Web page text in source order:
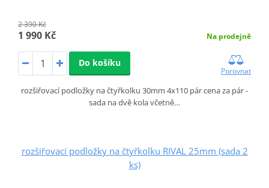
2 390 Kč
1 990 Kč Na prodejně
Do košíku
Porovnat
rozšiřovací podložky na čtyřkolku 30mm 4x110 pár cena za pár -
sada na dvě kola včetně…
rozšiřovací podložky na čtyřkolku RIVAL 25mm (sada 2
ks)